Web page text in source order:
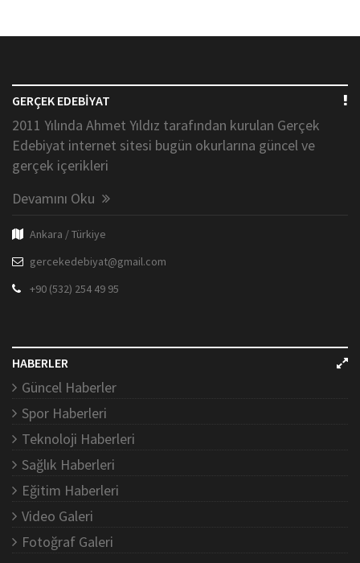
GERÇEK EDEBİYAT
2011 Yılında Ahmet Yıldız tarafından kurulan Gerçek
Edebiyat internet sitesi bugün okurlarına güncel ve
gerçek içerikleri
Devamını Oku
Ankara / Türkiye
gercekedebiyat@gmail.com
+90 (532) 254 49 95
HABERLER
Güncel Haberler
Spor Haberleri
Teknoloji Haberleri
Sağlık Haberleri
Eğitim Haberleri
Video Galeri
Fotoğraf Galeri